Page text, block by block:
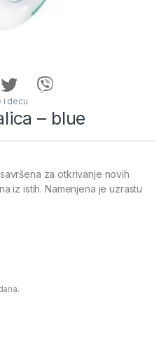
i decu
– blue
za otkrivanje novih
iz istih. Namenjena je uzrastu